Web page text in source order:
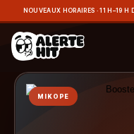
NOUVEAUX HORAIRES · 11 H–19
MIKOPE